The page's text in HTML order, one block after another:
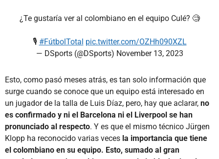
¿Te gustaría ver al colombiano en el equipo Culé? 🧐
🎙️ #FútbolTotal pic.twitter.com/OZHh090XZL
— DSports (@DSports) November 13, 2023
Esto, como pasó meses atrás, es tan solo información que
surge cuando se conoce que un equipo está interesado en
un jugador de la talla de Luis Díaz, pero, hay que aclarar, no
es confirmado y ni el Barcelona ni el Liverpool se han
pronunciado al respecto. Y es que el mismo técnico Jürgen
Klopp ha reconocido varias veces la importancia que tiene
el colombiano en su equipo. Esto, sumado al gran